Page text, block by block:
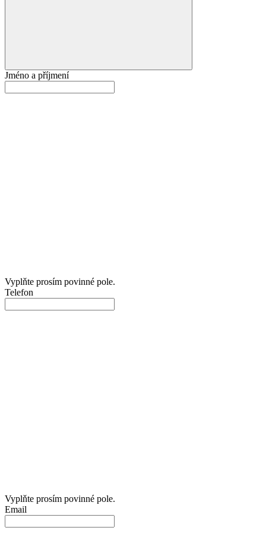
Jméno a příjmení
Vyplňte prosím povinné pole.
Telefon
Vyplňte prosím povinné pole.
Email